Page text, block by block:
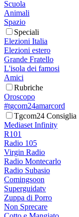
Scuola
Animali
Spazio
Speciali
Elezioni Italia
Elezioni estero
Grande Fratello
L'isola dei famosi
Amici
Rubriche
Oroscopo
#tgcom24amarcord
Tgcom24 Consiglia
Mediaset Infinity
R101
Radio 105
Virgin Radio
Radio Montecarlo
Radio Subasio
Comingsoon
Superguidatv
Zuppa di Porro
Non Sprecare